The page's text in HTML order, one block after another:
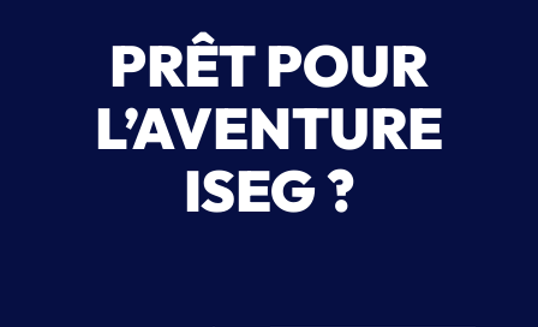
PRÊT POUR
L’AVENTURE
ISEG ?